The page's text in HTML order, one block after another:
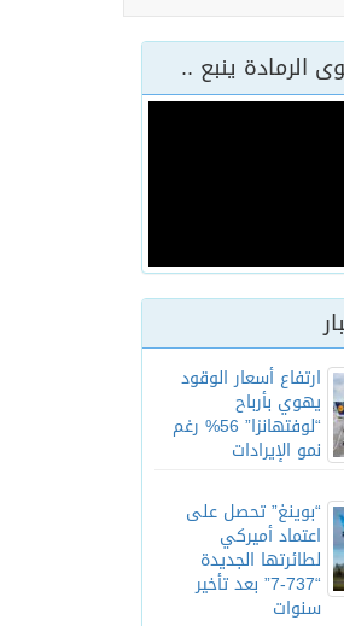
الرمادة ينبع ..
ارتفاع أسعار الوقود
يهوي بأرباح
“لوفتهانزا” 56% رغم
نمو الإيرادات
“بوينغ” تحصل على
اعتماد أميركي
لطائرتها الجديدة
“737-7” بعد تأخير
سنوات